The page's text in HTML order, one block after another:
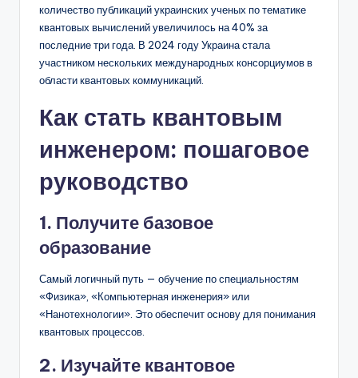
количество публикаций украинских ученых по тематике
квантовых вычислений увеличилось на 40% за
последние три года. В 2024 году Украина стала
участником нескольких международных консорциумов в
области квантовых коммуникаций.
Как стать квантовым
инженером: пошаговое
руководство
1. Получите базовое
образование
Самый логичный путь — обучение по специальностям
«Физика», «Компьютерная инженерия» или
«Нанотехнологии». Это обеспечит основу для понимания
квантовых процессов.
2. Изучайте квантовое